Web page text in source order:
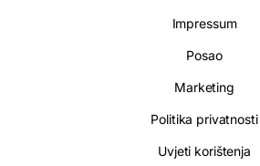
Impressum
Posao
Marketing
Politika privatnosti
Uvjeti korištenja